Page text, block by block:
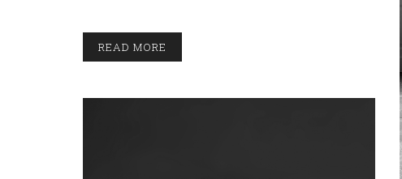
READ MORE